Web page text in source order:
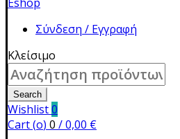
Σύνδεση / Εγγραφή
Κλείσιμο
Search
for:
Search
Wishlist0
Cart (o) 0 /0,00 €